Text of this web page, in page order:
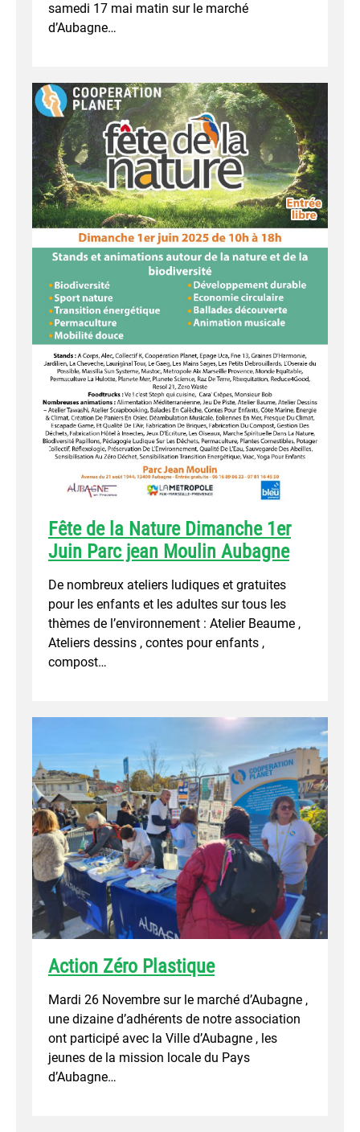
samedi 17 mai matin sur le marché
d’Aubagne…
Fête de la Nature Dimanche 1er
Juin Parc jean Moulin Aubagne
De nombreux ateliers ludiques et gratuites
pour les enfants et les adultes sur tous les
thèmes de l’environnement : Atelier Beaume ,
Ateliers dessins , contes pour enfants ,
compost…
Action Zéro Plastique
Mardi 26 Novembre sur le marché d’Aubagne ,
une dizaine d’adhérents de notre association
ont participé avec la Ville d’Aubagne , les
jeunes de la mission locale du Pays
d’Aubagne…